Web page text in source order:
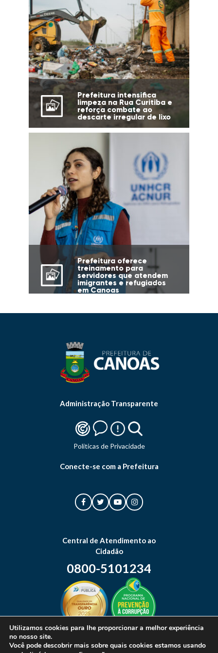
Prefeitura intensifica
limpeza na Rua Curitiba e
reforça combate ao
descarte irregular de lixo
Prefeitura oferece
treinamento para
servidores que atendem
imigrantes e refugiados
em Canoas
Administração Transparente
Politicas de Privacidade
Conecte-se com a Prefeitura
Central de Atendimento ao
Cidadão
0800-5101234
Utilizamos cookies para lhe proporcionar a melhor experiência
no nosso site.
Você pode descobrir mais sobre quais cookies estamos usando